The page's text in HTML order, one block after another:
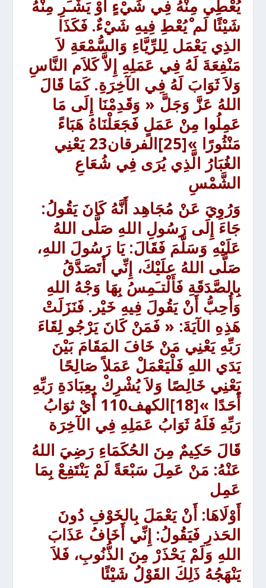
يُعْطِي مِنْهُ فِي شَيْءٍ أَوْ يَشْـَرِ مِنْهُ
شَيْئًا لَم ْيُعْطِ فِيهِ شَيْءٌ. فَكَذَا
الذِي يَعْمَل لِلرِّيَّاءِ وَالسُّمْعَةِ لاَ
مَنْفِعَةَ لَهُ فِي عَمَلِهِ إِلاَّ كَلاَم النَّاسِ
وَلاَ ثَوَابَ لَهُ فِي الآخِرَةِ. كَمَا قَالَ
اللهُ عَزَّ وَجَلَّ « وَقَدِمْنَا إِلَى مَا
عَمِلُوا مِنْ عَمَلٍ فَجَعَلْنَاهُ هَبَاءً
مَنْثُورًا »[25]الفرقان23
يَعْنِي
الغُبَارُ الَّذِي يُرَى فِي شُعَاعِ
الشَّمْسِ
وَرُوِيَ عَنْ مُجَاهِد أَنَّهُ كَانَ يَقُولُ:
جَاءَ إِلَى رَسُولِ اللهِ صَلَّى اللهُ
عَلَيْهِ وَسَلَّمَ فَقَالَ: يَا رَسُولَ اللهِ،
صَلَّى اللهُ علَيْكَ، إِنِّي أَتَصَدَّقُ
بِالصَّدَقَةِ فَأَلْتـَمِسُ بِهَا وَجْهُ اللهِ
وَأُحِبُّ أَنْ يَقُولَ فِيهِ خَيْر. فَنَزَلَتْ
هَذِهِ الآيَةَ: « فَمَنْ كَانَ يَرْجُو لِقَاءَ
رَبِّهِيَعْنِي مَنْ خَافَ المَقَامَ بَيْنَ
يَدَي اللهِ فَلْيَعْمَلْ عَمَلاً صَالِحًا
يَعْنِي خَالِصًا وَلاَ يُشْرِكْ بِعِبَادَةِ رَبِّهِ
أَحَدًا »[18]الكهف110
أَيْ ثوَابُ
رَبِّهِ فَلَهُ ثَوَابُ عَمَلِهِ فِي الآخِرَة
قَالَ حَكِيمٌ مِنَ الحُكَمَاءِ رَضِيَ اللهُ
عَنْهُ: مَنْ عَمِلَ سَبْعَةً لَمْ يَنْتَفِعْ بِمَا
عَمِل
أَوْلَاهَا: أَنْ يَعْمَلَ بِالخَوْفِ دُونَ
الحَذرِ فَيَقُولُ: إِنِّي أَخَافُ عَذَابَ
اللهِ وَلَمْ يَحْذَرْ مِنَ الذُّنُوبِ، فَلاَ
يَنْهَجُهُ ذَلِكَ القَوْلُ شَيْئًا